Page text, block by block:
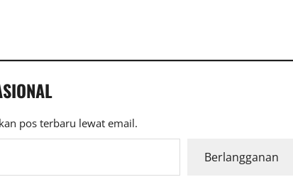
pos terbaru lewat email.
Berlangganan